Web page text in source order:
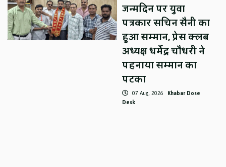
जन्मदिन पर युवा
पत्रकार सचिन सैनी का
हुआ सम्मान, प्रेस क्लब
अध्यक्ष धर्मेंद्र चौधरी ने
पहनाया सम्मान का
पटका
07 Aug, 2026 Khabar Dose
Desk